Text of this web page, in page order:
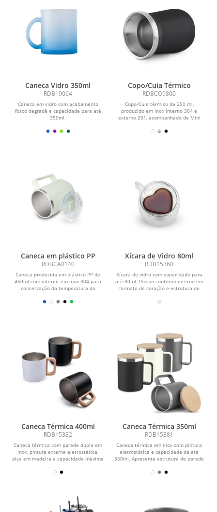
Caneca Vidro 350ml
RDB19064
Caneca em vidro com acabamento
fosco degradê e capacidade para até
350ml.
Copo/Cuia Térmico
RDBCO9800
Copo/Cuia térmico de 250 ml,
produzido em inox interno 304 e
externo 201, acompanhado de Mini
Caneca em plástico PP
RDBCA0140
Caneca produzida em plástico PP de
450ml com interior em inox 304 para
conservação da temperatura do
Xícara de Vidro 80ml
RDB15360
Xícara de vidro com capacidade para
até 80ml. Possui contorno interno em
formato de coração e estrutura de
Caneca Térmica 400ml
RDB15382
Caneca térmica com parede dupla em
inox, pintura externa eletrostática,
alça em madeira e capacidade máxima
Caneca Térmica 350ml
RDB15381
Caneca térmica em inox com pintura
eletrostática e capacidade de até
350ml. Apresenta estrutura de parede